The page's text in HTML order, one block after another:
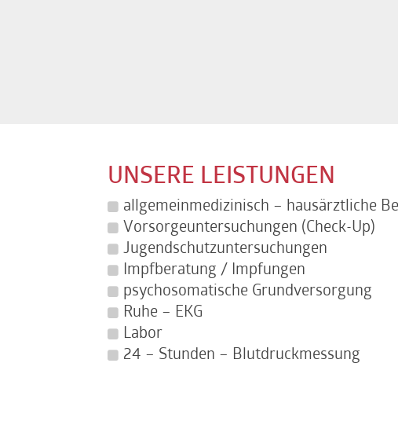
UNSERE LEISTUNGEN
allgemeinmedizinisch – hausärztliche
Vorsorgeuntersuchungen (Check-Up)
Jugendschutzuntersuchungen
Impfberatung / Impfungen
psychosomatische Grundversorgung
Ruhe – EKG
Labor
24 – Stunden – Blutdruckmessung